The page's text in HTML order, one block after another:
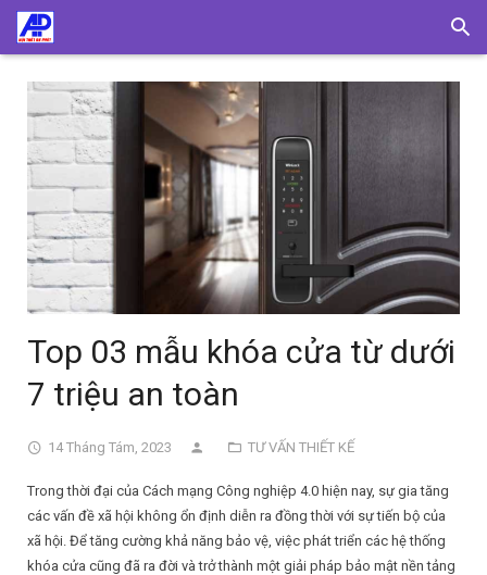
Top 03 mẫu khóa cửa từ dưới
7 triệu an toàn
14 Tháng Tám, 2023 TƯ VẤN THIẾT KẾ
Trong thời đại của Cách mạng Công nghiệp 4.0 hiện nay, sự gia tăng
các vấn đề xã hội không ổn định diễn ra đồng thời với sự tiến bộ của
xã hội. Để tăng cường khả năng bảo vệ, việc phát triển các hệ thống
khóa cửa cũng đã ra đời và trở thành một giải pháp bảo mật nền tảng